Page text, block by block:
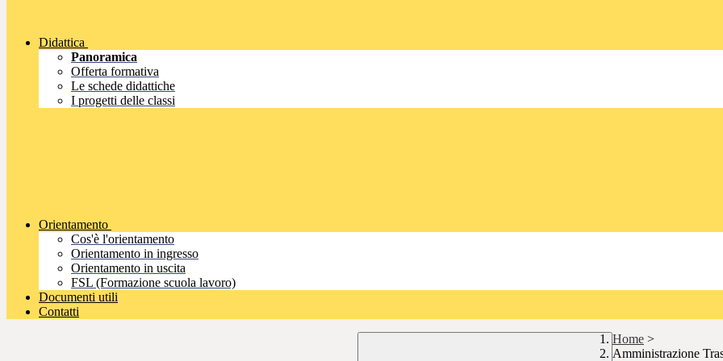
Didattica
Panoramica
Offerta formativa
Le schede didattiche
I progetti delle classi
Orientamento
Cos'è l'orientamento
Orientamento in ingresso
Orientamento in uscita
FSL (Formazione scuola lavoro)
Documenti utili
Contatti
Home >
Amministrazione